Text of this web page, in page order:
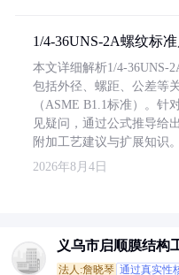
1/4-36UNS-2A螺纹标
本文详细解析1/4-36UNS-
包括外径、螺距、公差等
（ASME B1.1标准）。针
见疑问，通过公式推导给
附加工艺建议与扩展知识。
2026年8月4日
义乌市启顺膜结构
法人:詹晓琴 通过真实性